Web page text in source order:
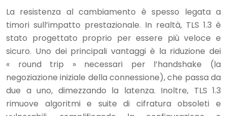
La resistenza al cambiamento è spesso legata a
timori sull’impatto prestazionale. In realtà, TLS 1.3 è
stato progettato proprio per essere più veloce e
sicuro. Uno dei principali vantaggi è la riduzione dei
« round trip » necessari per l’handshake (la
negoziazione iniziale della connessione), che passa da
due a uno, dimezzando la latenza. Inoltre, TLS 1.3
rimuove algoritmi e suite di cifratura obsoleti e